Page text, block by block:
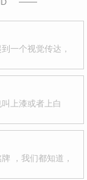
一个视觉传达，
上漆或者上白
，我们都知道，